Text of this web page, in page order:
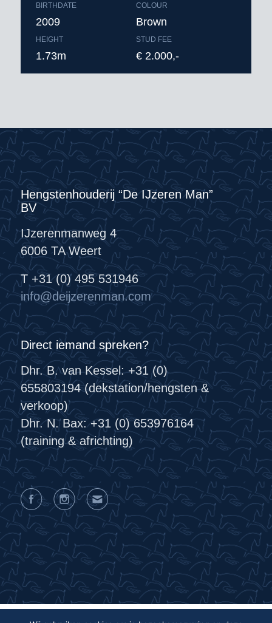
BIRTHDATE
2009
HEIGHT
1.73m
COLOUR
Brown
STUD FEE
€ 2.000,-
Hengstenhouderij “De IJzeren Man”
BV
IJzerenmanweg 4
6006 TA Weert
T +31 (0) 495 531946
info@deijzerenman.com
Direct iemand spreken?
Dhr. B. van Kessel: +31 (0)
655803194 (dekstation/hengsten &
verkoop)
Dhr. N. Bax: +31 (0) 653976164
(training & africhting)